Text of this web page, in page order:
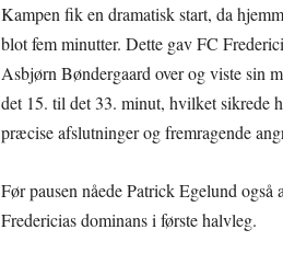
Kampen fik en dramatisk start, da
blot fem minutter. Dette gav FC
Asbjørn Bøndergaard over og viste sin
det 15. til det 33. minut, hvilket sikrede
præcise afslutninger og fremragende
Før pausen nåede Patrick Egelund
Fredericias dominans i første halvleg.